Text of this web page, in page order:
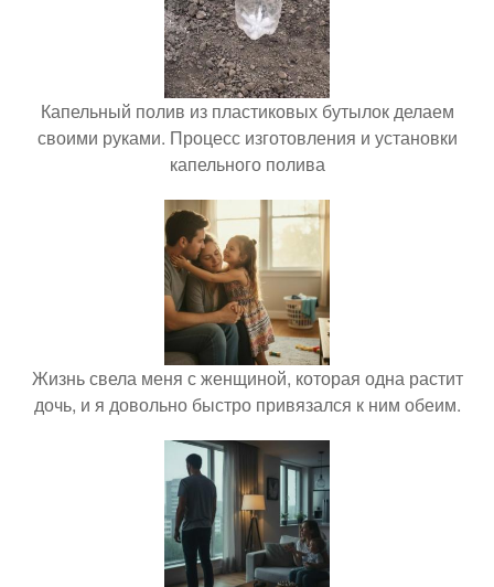
Капельный полив из пластиковых бутылок делаем
своими руками. Процесс изготовления и установки
капельного полива
Жизнь свела меня с женщиной, которая одна растит
дочь, и я довольно быстро привязался к ним обеим.